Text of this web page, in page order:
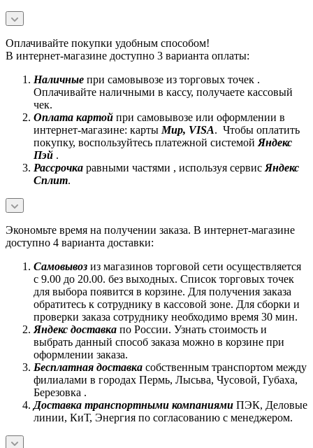
Оплачивайте покупки удобным способом!
В интернет-магазине доступно 3 варианта оплаты:
Наличные при самовывозе из торговых точек .
Оплачивайте наличными в кассу, получаете кассовый
чек.
Оплата картой при самовывозе или оформлении в
интернет-магазине: карты Mир, VISA. Чтобы оплатить
покупку, воспользуйтесь платежной системой Яндекс
Пэй .
Рассрочка равными частями , используя сервис Яндекс
Сплит.
Экономьте время на получении заказа. В интернет-магазине
доступно 4 варианта доставки:
Самовывоз из магазинов торговой сети осуществляется
с 9.00 до 20.00. без выходных. Список торговых точек
для выбора появится в корзине. Для получения заказа
обратитесь к сотруднику в кассовой зоне. Для сборки и
проверки заказа сотруднику необходимо время 30 мин.
Яндекс доставка по России. Узнать стоимость и
выбрать данный способ заказа можно в корзине при
оформлении заказа.
Бесплатная доставка собственным транспортом между
филиалами в городах Пермь, Лысьва, Чусовой, Губаха,
Березовка .
Доставка транспортными компаниями ПЭК, Деловые
линии, КиТ, Энергия по согласованию с менеджером.